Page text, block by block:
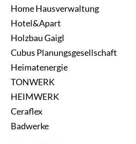
Home Hausverwaltung
Hotel&Apart
Holzbau Gaigl
Cubus Planungsgesellschaft
Heimatenergie
TONWERK
HEIMWERK
Ceraflex
Badwerke